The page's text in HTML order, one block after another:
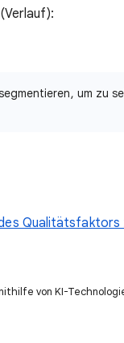
um zu
Qualitätsfaktors
von KI-